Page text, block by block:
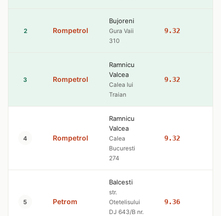
2 Rompetrol
Bujoreni
Gura Vaii
310
9.32
3 Rompetrol
Ramnicu
Valcea
Calea lui
Traian
9.32
4 Rompetrol
Ramnicu
Valcea
Calea
Bucuresti
274
9.32
5 Petrom
Balcesti
str.
Otetelisului
DJ 643/B nr.
9.36